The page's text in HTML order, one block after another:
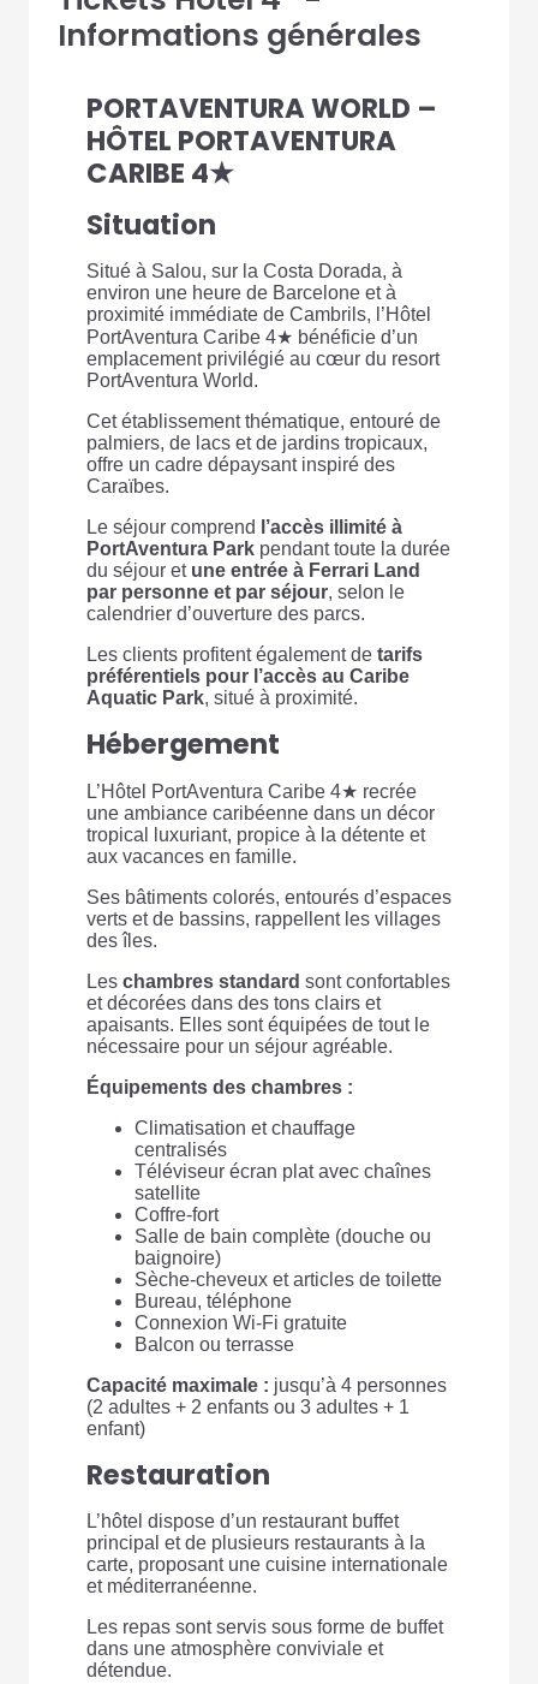
Informations générales
PORTAVENTURA WORLD –
HÔTEL PORTAVENTURA
CARIBE 4★
Situation
Situé à Salou, sur la Costa Dorada, à
environ une heure de Barcelone et à
proximité immédiate de Cambrils, l’Hôtel
PortAventura Caribe 4★ bénéficie d’un
emplacement privilégié au cœur du resort
PortAventura World.
Cet établissement thématique, entouré de
palmiers, de lacs et de jardins tropicaux,
offre un cadre dépaysant inspiré des
Caraïbes.
Le séjour comprend
l’accès illimité à
PortAventura Park pendant toute la durée
du séjour et une entrée à Ferrari Land
par personne et par séjour, selon le
calendrier d’ouverture des parcs.
Les clients profitent également de tarifs
préférentiels pour l’accès au Caribe
Aquatic Park, situé à proximité.
Hébergement
L’Hôtel PortAventura Caribe 4★ recrée
une ambiance caribéenne dans un décor
tropical luxuriant, propice à la détente et
aux vacances en famille.
Ses bâtiments colorés, entourés d’espaces
verts et de bassins, rappellent les villages
des îles.
Les chambres standard sont confortables
et décorées dans des tons clairs et
apaisants. Elles sont équipées de tout le
nécessaire pour un séjour agréable.
Équipements des chambres :
Climatisation et chauffage
centralisés
Téléviseur écran plat avec chaînes
satellite
Coffre-fort
Salle de bain complète (douche ou
baignoire)
Sèche-cheveux et articles de toilette
Bureau, téléphone
Connexion Wi-Fi gratuite
Balcon ou terrasse
Capacité maximale : jusqu’à 4 personnes
(2 adultes + 2 enfants ou 3 adultes + 1
enfant)
Restauration
L’hôtel dispose d’un restaurant buffet
principal et de plusieurs restaurants à la
carte, proposant une cuisine internationale
et méditerranéenne.
Les repas sont servis sous forme de buffet
dans une atmosphère conviviale et
détendue.